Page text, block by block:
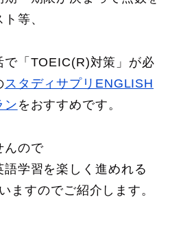
等、
で「TOEIC(R)対策」が必
スタディサプリENGLISH
ン をおすすめです。
んので
学習を楽しく進めれる
ますのでご紹介します。